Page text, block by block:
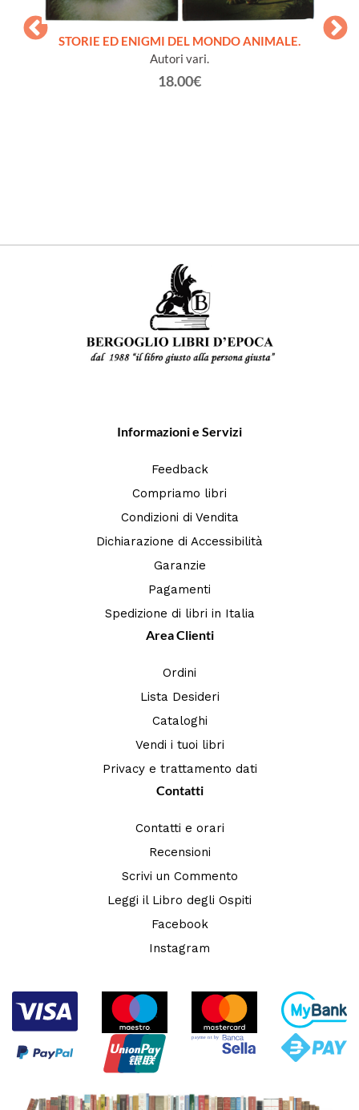
STORIE ED ENIGMI DEL MONDO ANIMALE.
Autori vari.
18.00€
Informazioni e Servizi
Feedback
Compriamo libri
Condizioni di Vendita
Dichiarazione di Accessibilità
Garanzie
Pagamenti
Spedizione di libri in Italia
Area Clienti
Ordini
Lista Desideri
Cataloghi
Vendi i tuoi libri
Privacy e trattamento dati
Contatti
Contatti e orari
Recensioni
Scrivi un Commento
Leggi il Libro degli Ospiti
Facebook
Instagram